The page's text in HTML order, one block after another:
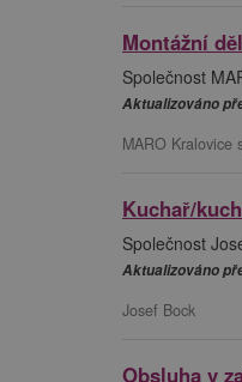
Montážní
Společnost
Aktualizováno
MARO Kralovice
Kuchař/
Společnost
Aktualizováno
Josef Bock
Obsluha v